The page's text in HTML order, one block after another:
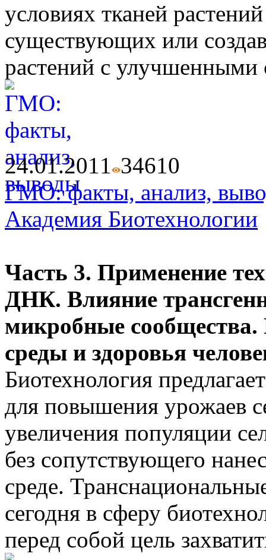
условиях тканей
существующих или
растений с улучшенными
24.01.2011 34610
ГМО: факты, анализ,
Академия Биотехнологии
Часть 3. Применение
ДНК. Влияние
микробные
среды и здоровья
Биотехнология
для повышения урожаев
увеличения популяции
без сопутствующего
среде.
сегодня в сферу
перед собой цель